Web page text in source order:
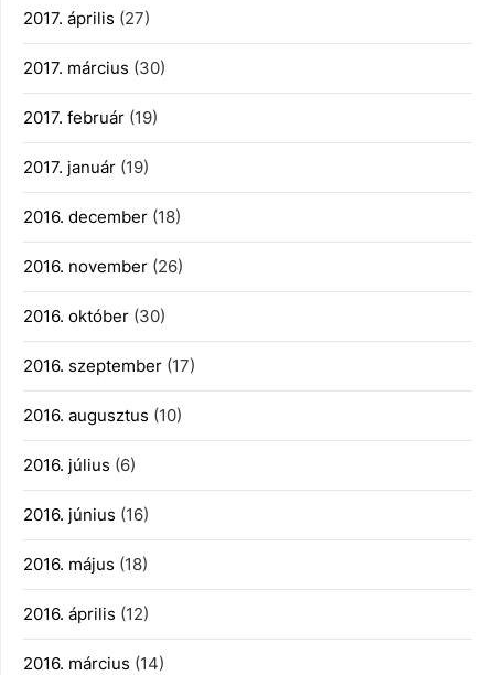
2017. április (27)
2017. március (30)
2017. február (19)
2017. január (19)
2016. december (18)
2016. november (26)
2016. október (30)
2016. szeptember (17)
2016. augusztus (10)
2016. július (6)
2016. június (16)
2016. május (18)
2016. április (12)
2016. március (14)